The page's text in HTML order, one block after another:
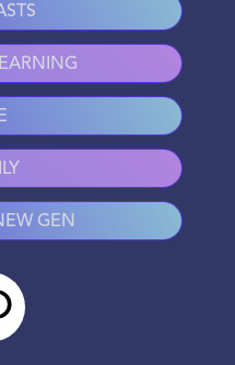
GEN